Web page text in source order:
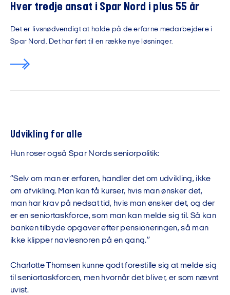
Hver tredje ansat i Spar Nord i plus 55 år
Det er livsnødvendigt at holde på de erfarne medarbejdere i
Spar Nord. Det har ført til en række nye løsninger.
Udvikling for alle
Hun roser også Spar Nords seniorpolitik:
”Selv om man er erfaren, handler det om udvikling, ikke
om afvikling. Man kan få kurser, hvis man ønsker det,
man har krav på nedsat tid, hvis man ønsker det, og der
er en seniortaskforce, som man kan melde sig til. Så kan
banken tilbyde opgaver efter pensioneringen, så man
ikke klipper navlesnoren på en gang.”
Charlotte Thomsen kunne godt forestille sig at melde sig
til seniortaskforcen, men hvornår det bliver, er som nævnt
uvist.